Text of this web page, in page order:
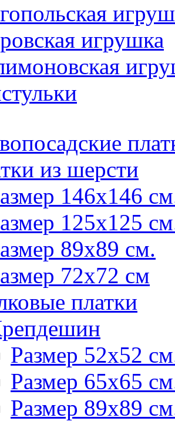
игрушка
из шерсти
146х146
125х125
89х89 см.
72x72 см
платки
Размер 52х52
Размер 65х65
Размер 89х89